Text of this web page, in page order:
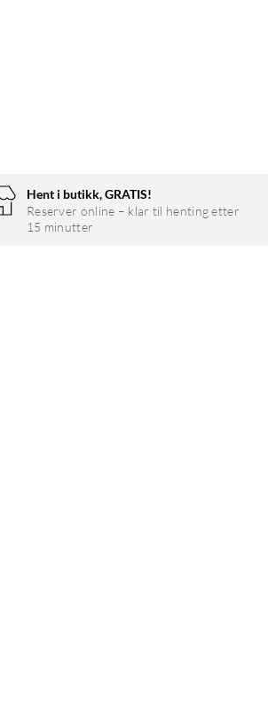
Hent i butikk, GRATIS!
Reserver online – klar til henting etter
15 minutter